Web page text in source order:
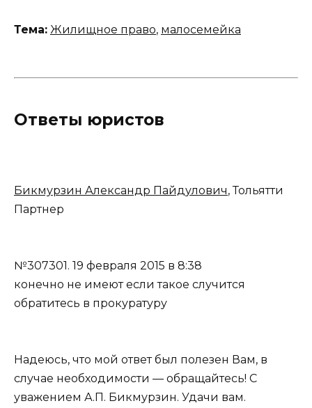
Тема: Жилищное право, малосемейка
Ответы юристов
Бикмурзин Александр Пайдулович, Тольятти
Партнер
№307301. 19 февраля 2015 в 8:38
конечно не имеют если такое случится
обратитесь в прокуратуру
Надеюсь, что мой ответ был полезен Вам, в
случае необходимости — обращайтесь! С
уважением А.П. Бикмурзин. Удачи вам.